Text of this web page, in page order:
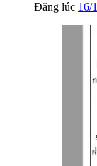
Đăng lúc 16/